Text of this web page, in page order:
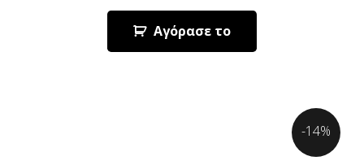
Αγόρασε το
-14%